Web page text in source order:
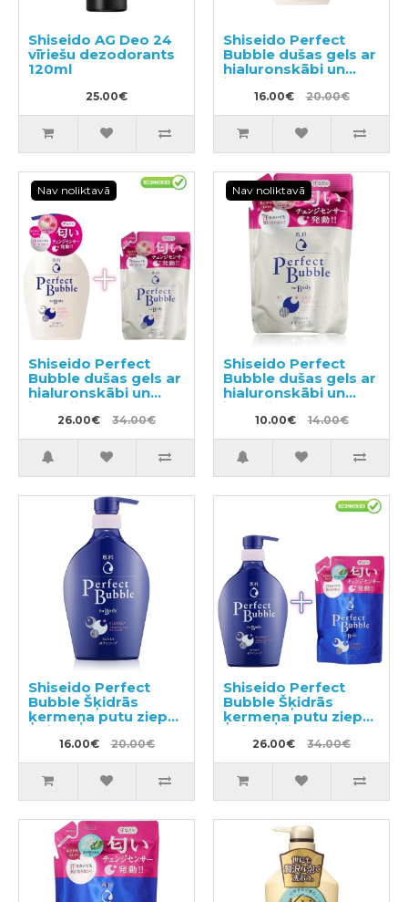
Shiseido AG Deo 24
vīriešu dezodorants
120ml
25.00€
Shiseido Perfect
Bubble dušas gels ar
hialuronskābi un
ilgstošu
dezodorējošu efektu
500ml
16.00€ 20.00€
Nav noliktavā
Shiseido Perfect
Bubble dušas gels ar
hialuronskābi un
ilgstošu
dezodorējošu efektu
500ml + pildviela
350ml
26.00€ 34.00€
Nav noliktavā
Shiseido Perfect
Bubble dušas gels ar
hialuronskābi un
ilgstošu
dezodorējošu
efektu, pildviela
350ml
10.00€ 14.00€
Shiseido Perfect
Bubble Šķidrās
ķermeņa putu ziepes
ar ilgstošu
dezodorējošu efektu
500ml
16.00€ 20.00€
Shiseido Perfect
Bubble Šķidrās
ķermeņa putu ziepes
ar ilgstošu
dezodorējošu efektu
500ml + pildviela
350ml
26.00€ 34.00€